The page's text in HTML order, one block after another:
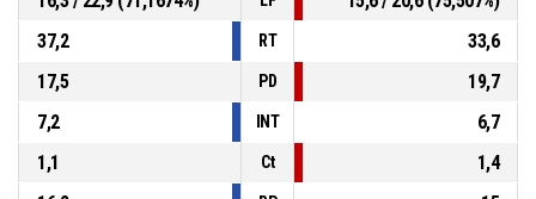
37,2
RT
33,6
17,5
PD
19,7
7,2
INT
6,7
1,1
Ct
1,4